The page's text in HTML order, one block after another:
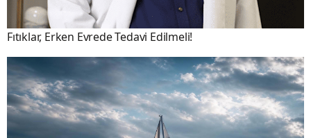
Fıtıklar, Erken Evrede Tedavi Edilmeli!